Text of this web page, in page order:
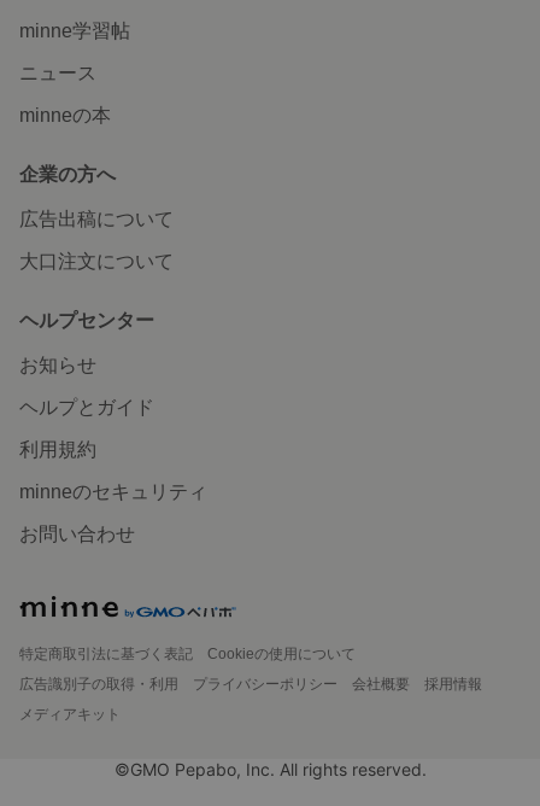
minne学習帖
ニュース
minneの本
企業の方へ
広告出稿について
大口注文について
ヘルプセンター
お知らせ
ヘルプとガイド
利用規約
minneのセキュリティ
お問い合わせ
特定商取引法に基づく表記
Cookieの使用について
広告識別子の取得・利用
プライバシーポリシー 会社概要
採用情報
メディアキット
©GMO Pepabo, Inc. All rights reserved.